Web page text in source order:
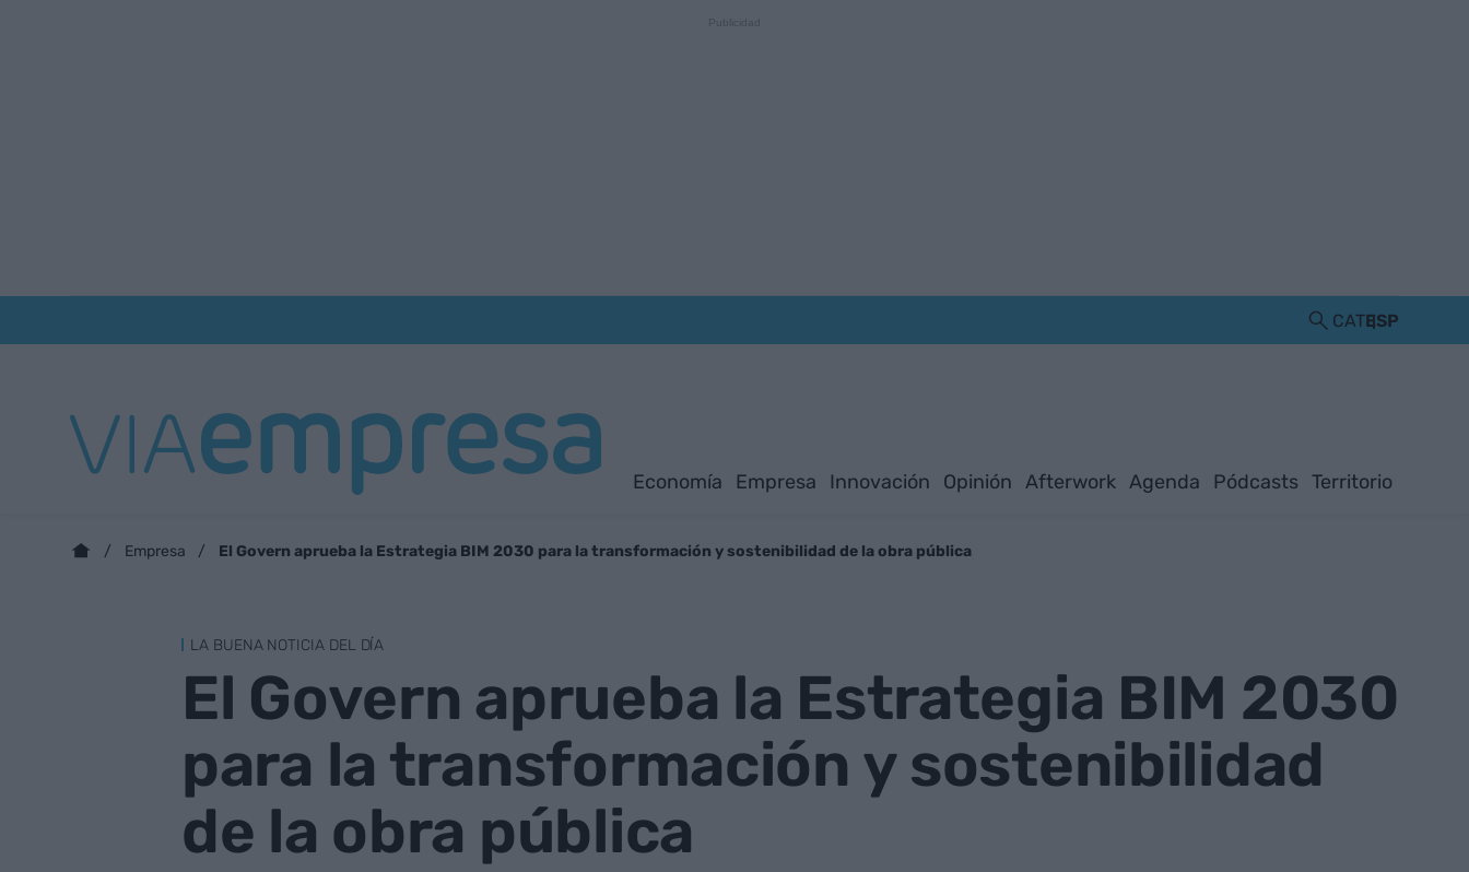
CATESP
Economía Empresa Innovación Opinión Afterwork Agenda Pódcasts Territorio
Empresa El Govern aprueba la Estrategia BIM 2030 para la transformación y sostenibilidad de la obra pública
LA BUENA NOTICIA DEL DÍA
El Govern aprueba la Estrategia BIM 2030
para la transformación y sostenibilidad
de la obra pública